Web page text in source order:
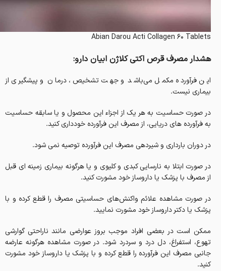
Abian Darou Acti Collagen 60 Tablets
هشدار مصرف قرص اکتی کلاژن ابیان دارو:
این فرآورده مکمل می‌باشد و جهت تشخیص، درمان و پیشگیری از
بیماری نیست.
در صورت حساسیت به هر یک از اجزاء این محصول و یا سابقه حساسیت
به فرآورده های دریایی، از مصرف این فرآورده خودداری کنید.
در دوران بارداری و شیردهی مصرف این فرآورده توصیه نمی شود.
در صورت ابتلا به نارسایی کبدی و کلیوی و یا هرگونه بیماری زمینه ای قبل
از مصرف با پزشک یا داروساز خود مشورت کنید.
در صورت مشاهده علائم واکنش‌های حساسیتی مصرف را قطع کرده و با
پزشک یا دکتر داروساز خود مشورت نمایید.
ممکن است در بعضی افراد موجب بروز عوارضی مانند ناراحتی گوارشی
تهوع، استفراغ، دل درد و سردرد شود. در صورت مشاهده هرگونه عارضه
جانبی مصرف این فرآورده را قطع کرده و با پزشک یا داروساز خود مشورت
کنید.